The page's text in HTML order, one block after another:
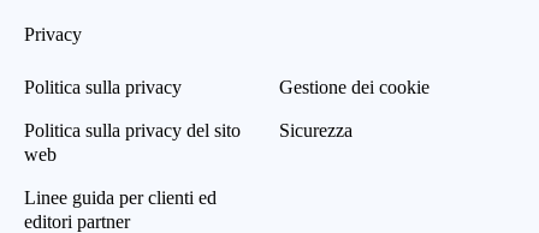
Privacy
Politica sulla privacy
Politica sulla privacy del sito
web
Linee guida per clienti ed
editori partner
Gestione dei cookie
Sicurezza